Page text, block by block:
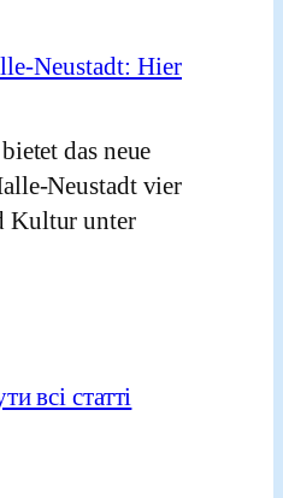
Neustadt: Hier
das neue
Neustadt vier
Kultur unter
всі статті